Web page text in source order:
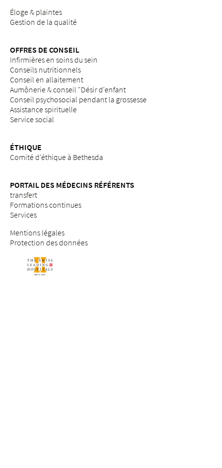
Éloge & plaintes
Gestion de la qualité
OFFRES DE CONSEIL
Infirmières en soins du sein
Conseils nutritionnels
Conseil en allaitement
Aumônerie & conseil "Désir d'enfant
Conseil psychosocial pendant la grossesse
Assistance spirituelle
Service social
ÉTHIQUE
Comité d'éthique à Bethesda
PORTAIL DES MÉDECINS RÉFÉRENTS
transfert
Formations continues
Services
Mentions légales
Protection des données